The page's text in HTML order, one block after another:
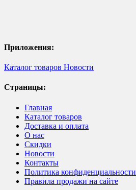
Приложения:
Каталог товаров Новости
Страницы:
Главная
Каталог товаров
Доставка и оплата
О нас
Скидки
Новости
Контакты
Политика конфиденциальности
Правила продажи на сайте